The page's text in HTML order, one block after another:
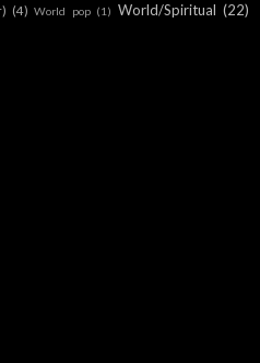
(4) World pop (1) World/Spiritual (22)